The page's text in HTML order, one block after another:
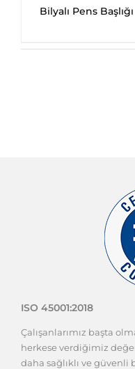
Pens Başlığı
ISO 45001:2018
Çalışanlarımız başta
herkese verdiğimiz
daha sağlıklı ve güvenli